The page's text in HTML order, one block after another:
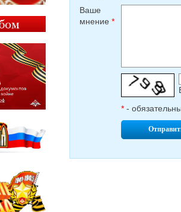
Ваше
мнение *
* -